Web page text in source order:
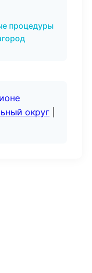
процедуры
округ